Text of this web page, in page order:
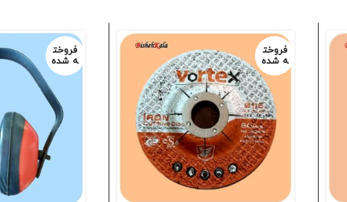
فروخت
ه شده
فروخت
ه شده